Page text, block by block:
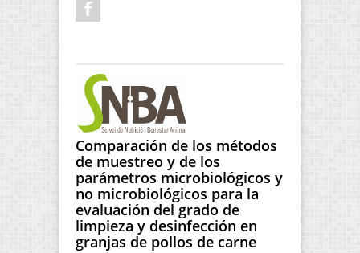
Comparación de los métodos
de muestreo y de los
parámetros microbiológicos y
no microbiológicos para la
evaluación del grado de
limpieza y desinfección en
granjas de pollos de carne